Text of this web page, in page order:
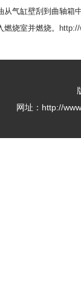
从气缸壁刮到曲轴箱
燃烧室并燃烧。
网址：http://